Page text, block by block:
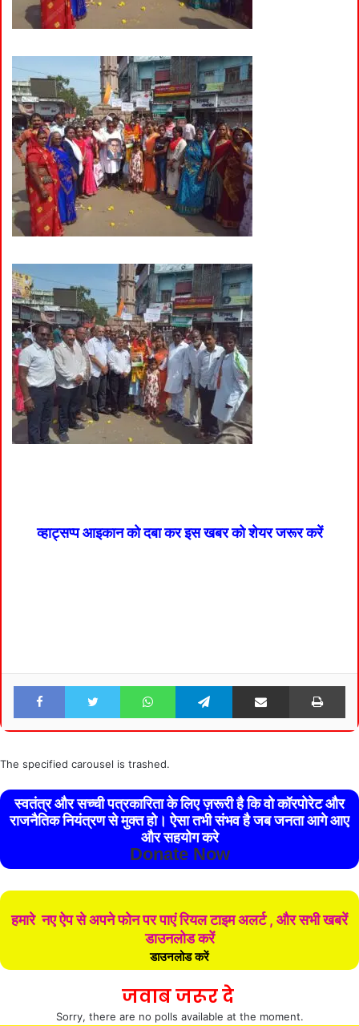
व्हाट्सप्प आइकान को दबा कर इस खबर को शेयर जरूर करें
Facebook Twitter WhatsApp Telegram Share via Email
The specified carousel is trashed.
स्वतंत्र और सच्ची पत्रकारिता के लिए ज़रूरी है कि वो कॉरपोरेट और
राजनैतिक नियंत्रण से मुक्त हो। ऐसा तभी संभव है जब जनता आगे आए
और सहयोग करे
Donate Now
हमारे नए ऐप से अपने फोन पर पाएं रियल टाइम अलर्ट , और सभी खबरें
डाउनलोड करें
डाउनलोड करें
जवाब जरूर दे
Sorry, there are no polls available at the moment.